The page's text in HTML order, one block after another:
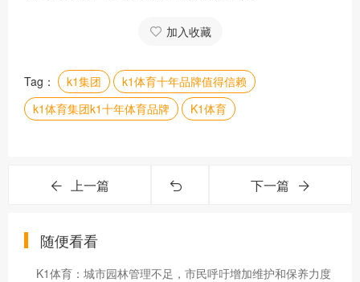
加入收藏
Tag： k1集团
k1体育十年品牌值得信赖
k1体育集团k1十年体育品牌
K1体育
上一篇 下一篇
随便看看
K1体育：城市园林管理不足，市民呼吁增加维护和保养力度